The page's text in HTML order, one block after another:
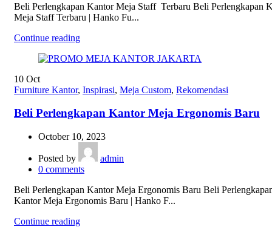
Beli Perlengkapan Kantor Meja Staff Terbaru Beli Perlengkapan
Meja Staff Terbaru | Hanko Fu...
Continue reading
10 Oct
Furniture Kantor, Inspirasi, Meja Custom, Rekomendasi
Beli Perlengkapan Kantor Meja Ergonomis Baru
October 10, 2023
Posted by
admin
0 comments
Beli Perlengkapan Kantor Meja Ergonomis Baru Beli
Kantor Meja Ergonomis Baru | Hanko F...
Continue reading